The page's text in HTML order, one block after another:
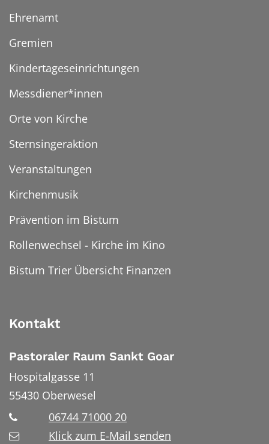
Ehrenamt
Gremien
Kindertageseinrichtungen
Messdiener*innen
Orte von Kirche
Sternsingeraktion
Veranstaltungen
Kirchenmusik
Prävention im Bistum
Rollenwechsel - Kirche im Kino
Bistum Trier Übersicht Finanzen
Kontakt
Pastoraler Raum Sankt Goar
Hospitalgasse 11
55430 Oberwesel
06744 71000 20
Klick zum E-Mail senden